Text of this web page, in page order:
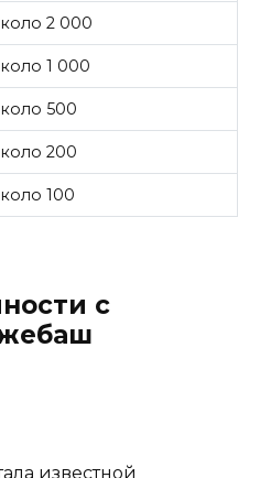
2 000
1 000
500
200
100
с
известной